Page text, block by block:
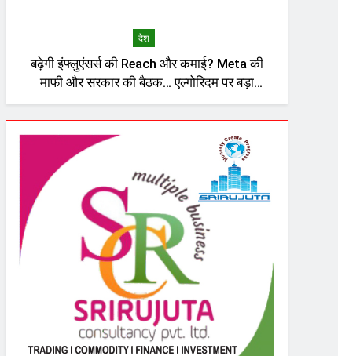
देश
बढ़ेगी इंफ्लुएंसर्स की Reach और कमाई? Meta की
माफी और सरकार की बैठक… एल्गोरिदम पर बड़ा
सवाल?